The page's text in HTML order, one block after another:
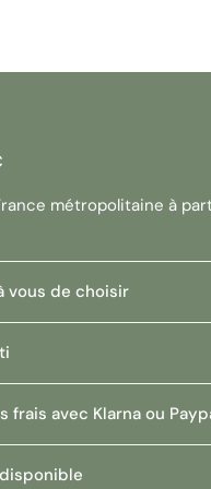
et légère (environ
bouton LR44
le
– La possibilité d'évoluer
métropolitaine à
vous de choisir
frais avec Klarna ou